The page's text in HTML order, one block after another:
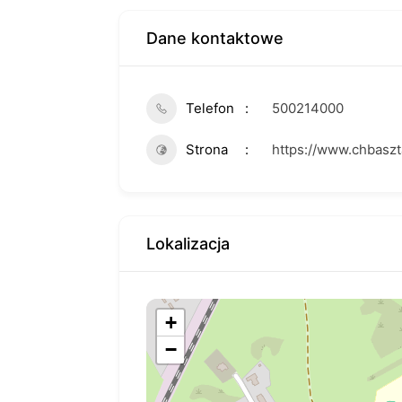
Dane kontaktowe
Telefon 500214000
Strona https://
Lokalizacja
+
−